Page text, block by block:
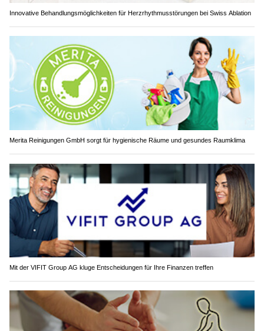
Innovative Behandlungsmöglichkeiten für Herzrhythmusstörungen bei Swiss Ablation
Merita Reinigungen GmbH sorgt für hygienische Räume und gesundes Raumklima
Mit der VIFIT Group AG kluge Entscheidungen für Ihre Finanzen treffen